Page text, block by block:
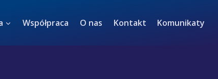
Współpraca O nas Kontakt Komunikaty